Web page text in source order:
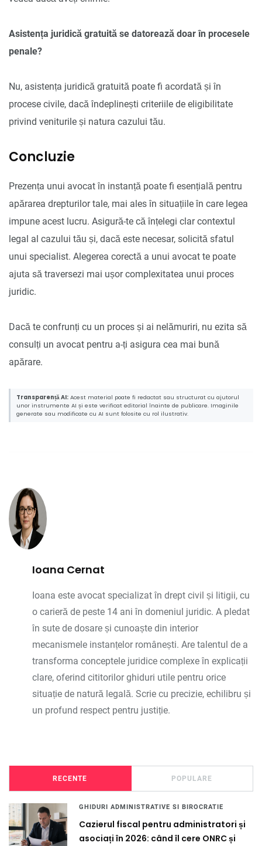
Asistența juridică gratuită se datorează doar în procesele
penale?
Nu, asistența juridică gratuită poate fi acordată și în
procese civile, dacă îndeplinești criteriile de eligibilitate
privind veniturile și natura cazului tău.
Concluzie
Prezența unui avocat în instanță poate fi esențială pentru
apărarea drepturilor tale, mai ales în situațiile în care legea
impune acest lucru. Asigură-te că înțelegi clar contextul
legal al cazului tău și, dacă este necesar, solicită sfatul
unui specialist. Alegerea corectă a unui avocat te poate
ajuta să traversezi mai ușor complexitatea unui proces
juridic.
Dacă te confrunți cu un proces și ai nelămuriri, nu ezita să
consulți un avocat pentru a-ți asigura cea mai bună
apărare.
Transparență AI: Acest material poate fi redactat sau structurat cu ajutorul
unor instrumente AI și este verificat editorial înainte de publicare. Imaginile
generate sau modificate cu AI sunt folosite cu rol ilustrativ.
Ioana Cernat
Ioana este avocat specializat în drept civil și litigii, cu
o carieră de peste 14 ani în domeniul juridic. A pledat
în sute de dosare și cunoaște din interior
mecanismele instanțelor românești. Are talentul de a
transforma conceptele juridice complexe în explicații
clare, oferind cititorilor ghiduri utile pentru orice
situație de natură legală. Scrie cu precizie, echilibru și
un profund respect pentru justiție.
RECENTE POPULARE
GHIDURI ADMINISTRATIVE SI BIROCRATIE
Cazierul fiscal pentru administratori și
asociați în 2026: când îl cere ONRC și